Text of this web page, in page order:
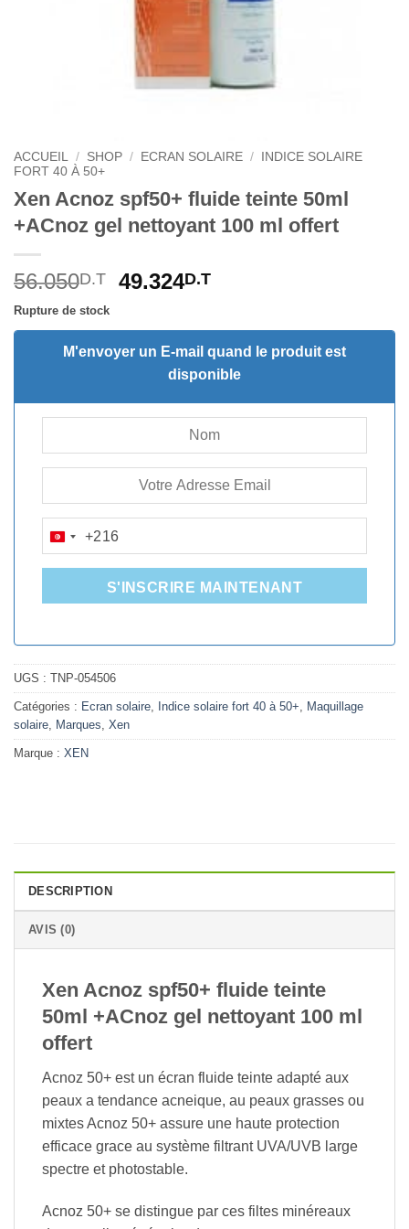
ACCUEIL / SHOP / ECRAN SOLAIRE /
INDICE SOLAIRE
FORT 40 À 50+
Xen Acnoz spf50+ fluide teinte 50ml
+ACnoz gel nettoyant 100 ml offert
56.050D.T
Le
initial
était :
56.050D.T.
49.324D.TLe
actuel
est :
49.324D.T.
Rupture de stock
M'envoyer un E-mail quand le produit est
disponible
TUNISIA
+216
+216
S'INSCRIRE MAINTENANT
UGS : TNP-054506
Catégories : Ecran solaire, Indice solaire fort 40 à 50+, Maquillage
solaire, Marques, Xen
Marque : XEN
DESCRIPTION
AVIS (0)
Xen Acnoz spf50+ fluide teinte
50ml +ACnoz gel nettoyant 100 ml
offert
Acnoz 50+ est un écran fluide teinte adapté aux
peaux a tendance acneique, au peaux grasses ou
mixtes Acnoz 50+ assure une haute protection
efficace grace au système filtrant UVA/UVB large
spectre et photostable.
Acnoz 50+ se distingue par ces filtes minéreaux